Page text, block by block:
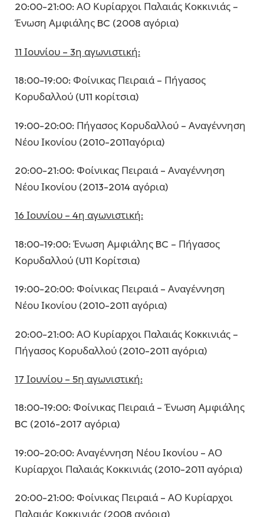
20:00-21:00: ΑΟ Κυρίαρχοι Παλαιάς Κοκκινιάς –
Ένωση Αμφιάλης BC (2008 αγόρια)
11 Ιουνίου – 3η αγωνιστική:
18:00-19:00: Φοίνικας Πειραιά – Πήγασος
Κορυδαλλού (U11 κορίτσια)
19:00-20:00: Πήγασος Κορυδαλλού – Αναγέννηση
Νέου Ικονίου (2010-2011αγόρια)
20:00-21:00: Φοίνικας Πειραιά – Αναγέννηση
Νέου Ικονίου (2013-2014 αγόρια)
16 Ιουνίου – 4η αγωνιστική:
18:00-19:00: Ένωση Αμφιάλης BC – Πήγασος
Κορυδαλλού (U11 Κορίτσια)
19:00-20:00: Φοίνικας Πειραιά – Αναγέννηση
Νέου Ικονίου (2010-2011 αγόρια)
20:00-21:00: ΑΟ Κυρίαρχοι Παλαιάς Κοκκινιάς –
Πήγασος Κορυδαλλού (2010-2011 αγόρια)
17 Ιουνίου – 5η αγωνιστική:
18:00-19:00: Φοίνικας Πειραιά – Ένωση Αμφιάλης
BC (2016-2017 αγόρια)
19:00-20:00: Αναγέννηση Νέου Ικονίου – ΑΟ
Κυρίαρχοι Παλαιάς Κοκκινιάς (2010-2011 αγόρια)
20:00-21:00: Φοίνικας Πειραιά – ΑΟ Κυρίαρχοι
Παλαιάς Κοκκινιάς (2008 αγόρια)